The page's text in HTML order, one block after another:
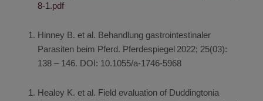
8-1.pdf
Hinney B. et al. Behandlung gastrointestinaler
Parasiten beim Pferd. Pferdespiegel 2022; 25(03):
138 – 146. DOI: 10.1055/a-1746-5968
Healey K. et al. Field evaluation of Duddingtonia